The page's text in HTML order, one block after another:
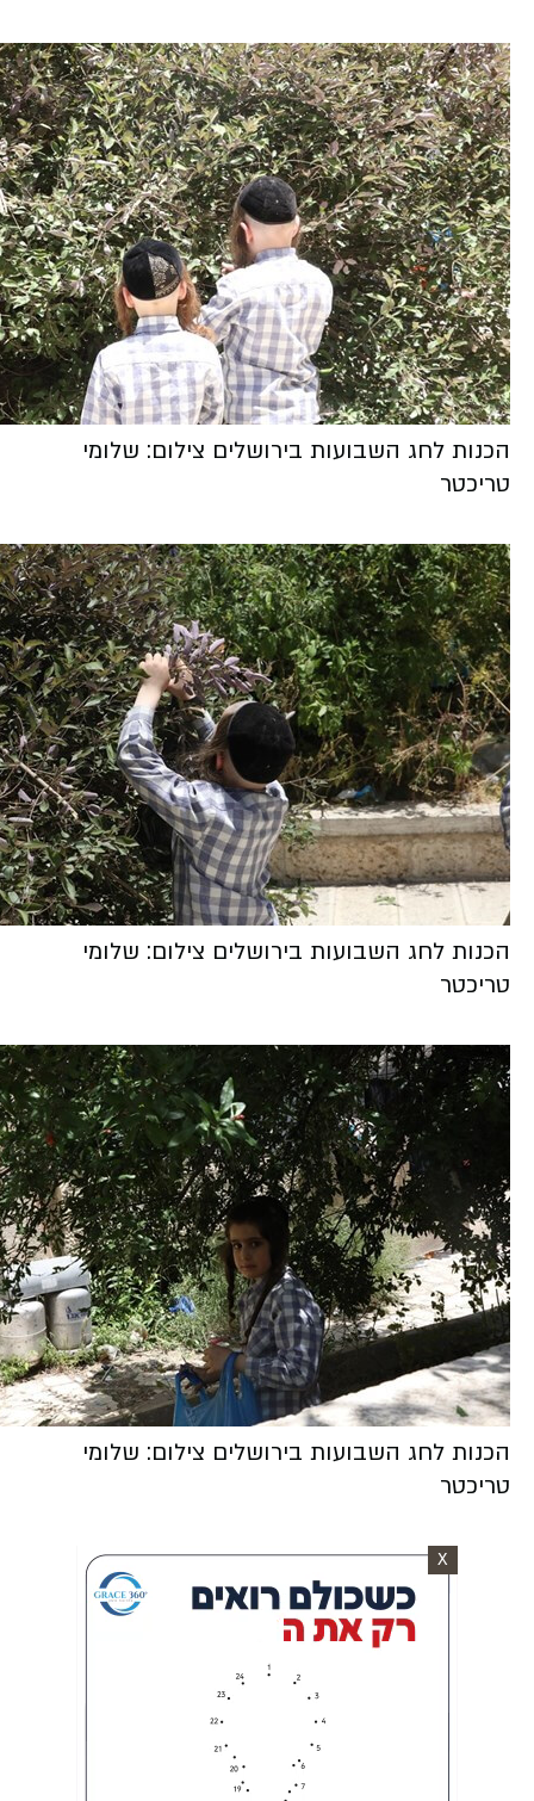
הכנות לחג השבועות בירושלים צילום: שלומי
טריכטר
הכנות לחג השבועות בירושלים צילום: שלומי
טריכטר
הכנות לחג השבועות בירושלים צילום: שלומי
טריכטר
X